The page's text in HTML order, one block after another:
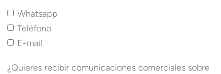
Whatsapp
Teléfono
E-mail
¿Quieres recibir comunicaciones comerciales sobre